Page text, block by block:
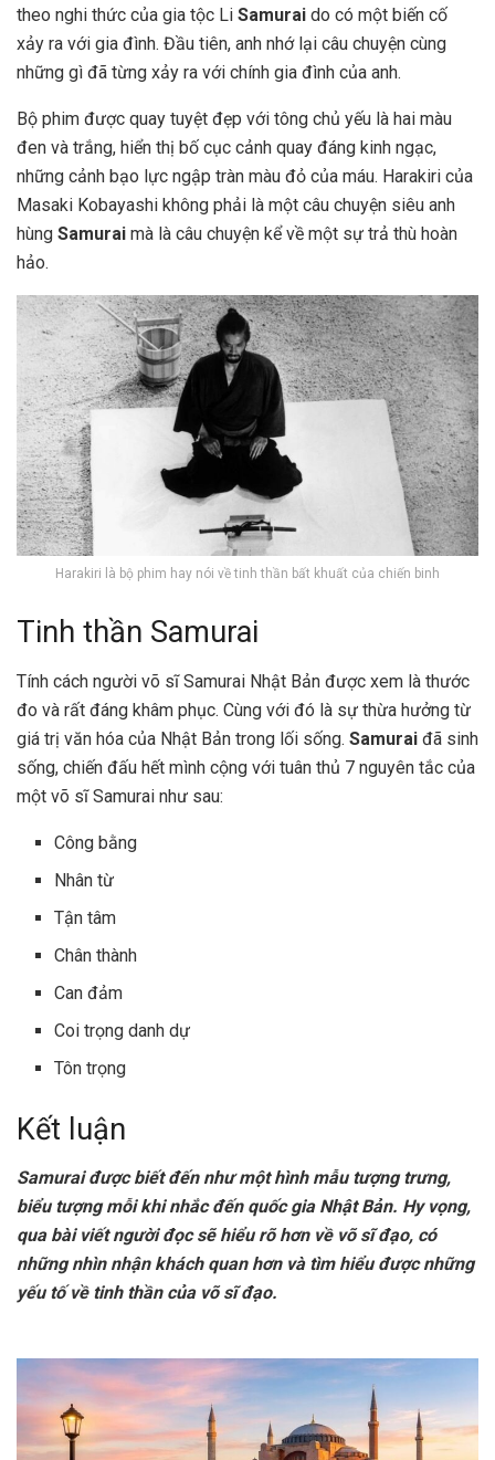
theo nghi thức của gia tộc Li Samurai do có một biến cố
xảy ra với gia đình. Đầu tiên, anh nhớ lại câu chuyện cùng
những gì đã từng xảy ra với chính gia đình của anh.
Bộ phim được quay tuyệt đẹp với tông chủ yếu là hai màu
đen và trắng, hiển thị bố cục cảnh quay đáng kinh ngạc,
những cảnh bạo lực ngập tràn màu đỏ của máu. Harakiri của
Masaki Kobayashi không phải là một câu chuyện siêu anh
hùng Samurai mà là câu chuyện kể về một sự trả thù hoàn
hảo.
Harakiri là bộ phim hay nói về tinh thần bất khuất của chiến binh
Tinh thần Samurai
Tính cách người võ sĩ Samurai Nhật Bản được xem là thước
đo và rất đáng khâm phục. Cùng với đó là sự thừa hưởng từ
giá trị văn hóa của Nhật Bản trong lối sống. Samurai đã sinh
sống, chiến đấu hết mình cộng với tuân thủ 7 nguyên tắc của
một võ sĩ Samurai như sau:
Công bằng
Nhân từ
Tận tâm
Chân thành
Can đảm
Coi trọng danh dự
Tôn trọng
Kết luận
Samurai được biết đến như một hình mẫu tượng trưng,
biểu tượng mỗi khi nhắc đến quốc gia Nhật Bản. Hy vọng,
qua bài viết người đọc sẽ hiểu rõ hơn về võ sĩ đạo, có
những nhìn nhận khách quan hơn và tìm hiểu được những
yếu tố về tinh thần của võ sĩ đạo.